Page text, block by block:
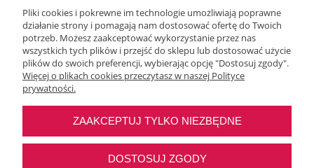
Moje konto
Najczęstsze pytania
Pliki cookies i pokrewne im technologie umożliwiają poprawne
działanie strony i pomagają nam dostosować ofertę do Twoich
potrzeb. Możesz zaakceptować wykorzystanie przez nas
wszystkich tych plików i przejść do sklepu lub dostosować użycie
plików do swoich preferencji, wybierając opcję "Dostosuj zgody".
Więcej o plikach cookies przeczytasz w naszej Polityce
prywatności.
ZAAKCEPTUJ TYLKO NIEZBĘDNE
DOSTOSUJ ZGODY